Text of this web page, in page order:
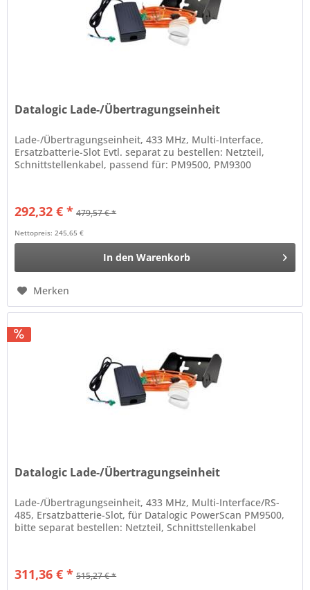
Datalogic Lade-/Übertragungseinheit
Lade-/Übertragungseinheit, 433 MHz, Multi-Interface,
Ersatzbatterie-Slot Evtl. separat zu bestellen: Netzteil,
Schnittstellenkabel, passend für: PM9500, PM9300
292,32 € * 479,57 € *
Nettopreis: 245,65 €
In den Warenkorb
Merken
Datalogic Lade-/Übertragungseinheit
Lade-/Übertragungseinheit, 433 MHz, Multi-Interface/RS-
485, Ersatzbatterie-Slot, für Datalogic PowerScan PM9500,
bitte separat bestellen: Netzteil, Schnittstellenkabel
311,36 € * 515,27 € *